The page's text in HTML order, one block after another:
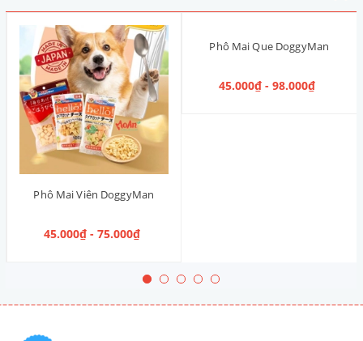
Phô Mai Viên DoggyMan
45.000₫ - 75.000₫
Phô Mai Que DoggyMan
45.000₫ - 98.000₫